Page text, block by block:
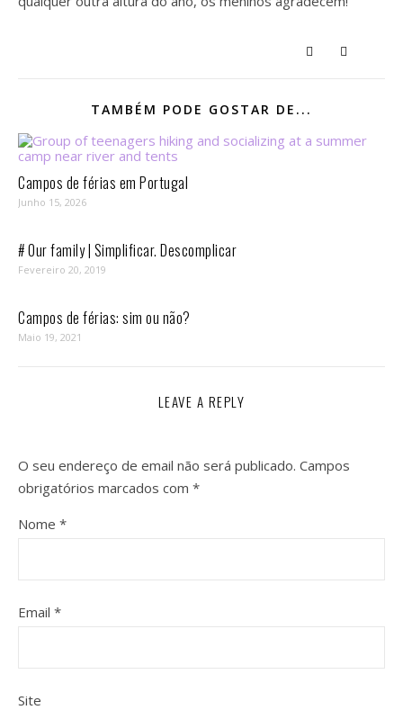
TAMBÉM PODE GOSTAR DE...
Campos de férias em Portugal
Junho 15, 2026
# Our family | Simplificar. Descomplicar
Fevereiro 20, 2019
Campos de férias: sim ou não?
Maio 19, 2021
LEAVE A REPLY
O seu endereço de email não será publicado. Campos
obrigatórios marcados com *
Nome *
Email *
Site